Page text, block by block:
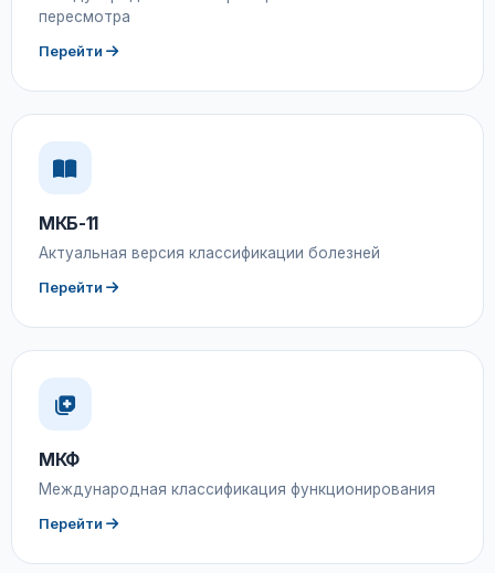
пересмотра
Перейти
МКБ-11
Актуальная версия классификации болезней
Перейти
МКФ
Международная классификация функционирования
Перейти